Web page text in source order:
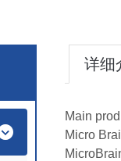
详细
Main
Micro